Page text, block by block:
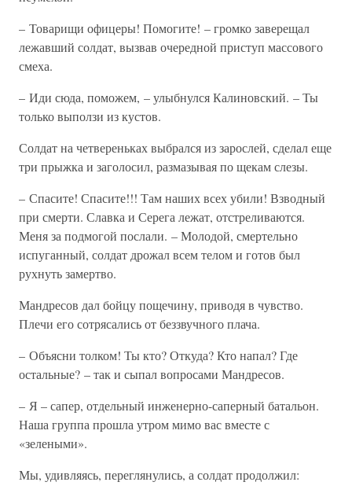
– Товарищи офицеры! Помогите! – громко заверещал
лежавший солдат, вызвав очередной приступ массового
смеха.
– Иди сюда, поможем, – улыбнулся Калиновский. – Ты
только выползи из кустов.
Солдат на четвереньках выбрался из зарослей, сделал еще
три прыжка и заголосил, размазывая по щекам слезы.
– Спасите! Спасите!!! Там наших всех убили! Взводный
при смерти. Славка и Серега лежат, отстреливаются.
Меня за подмогой послали. – Молодой, смертельно
испуганный, солдат дрожал всем телом и готов был
рухнуть замертво.
Мандресов дал бойцу пощечину, приводя в чувство.
Плечи его сотрясались от беззвучного плача.
– Объясни толком! Ты кто? Откуда? Кто напал? Где
остальные? – так и сыпал вопросами Мандресов.
– Я – сапер, отдельный инженерно-саперный батальон.
Наша группа прошла утром мимо вас вместе с
«зелеными».
Мы, удивляясь, переглянулись, а солдат продолжил: